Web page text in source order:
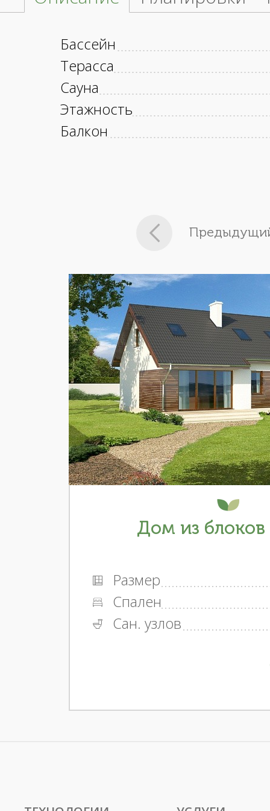
Бассейн
Терасса
Сауна
Этажность
Балкон
Дом из блоков
Размер
Спален
Сан. узлов